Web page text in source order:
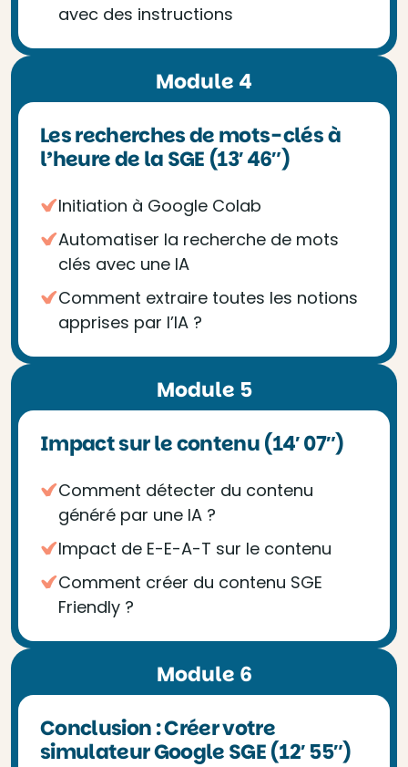
avec des instructions
Module 4
Les recherches de mots-clés à
l’heure de la SGE (13′ 46″)
Initiation à Google Colab
Automatiser la recherche de mots
clés avec une IA
Comment extraire toutes les notions
apprises par l’IA ?
Module 5
Impact sur le contenu (14′ 07″)
Comment détecter du contenu
généré par une IA ?
Impact de E-E-A-T sur le contenu
Comment créer du contenu SGE
Friendly ?
Module 6
Conclusion : Créer votre
simulateur Google SGE (12′ 55″)